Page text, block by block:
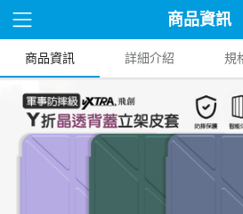
商品資訊
商品資訊 詳細介紹 規